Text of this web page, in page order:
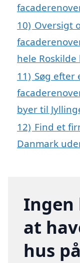
10) Oversigt
hele
11) Søg efter
byer til
12) Find et
Danmark
Ingen
at
hus